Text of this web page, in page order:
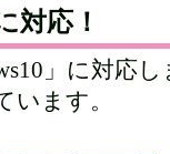
対応！
」に対応
います。